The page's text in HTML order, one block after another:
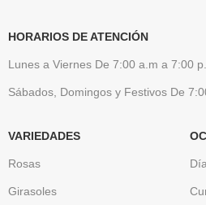
HORARIOS DE ATENCIÓN
Lunes a Viernes De 7:00 a.m a 7:00
Sábados, Domingos y Festivos De
VARIEDADES
Rosas
Girasoles